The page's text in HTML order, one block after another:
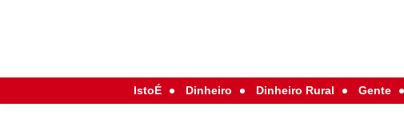
IstoÉ Dinheiro Dinheiro Rural Gente